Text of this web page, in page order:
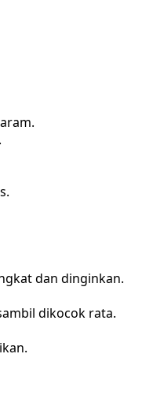
dan dinginkan.
dikocok rata.